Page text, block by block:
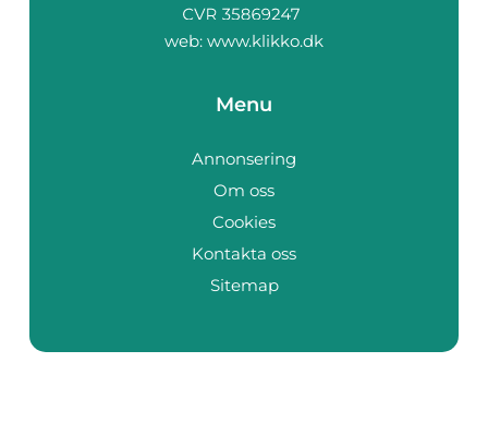
web: www.klikko.dk
Menu
Annonsering
Om oss
Cookies
Kontakta oss
Sitemap